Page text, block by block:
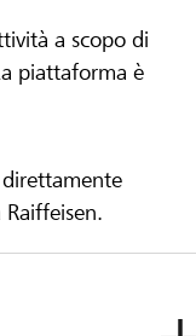
a scopo di
piattaforma è